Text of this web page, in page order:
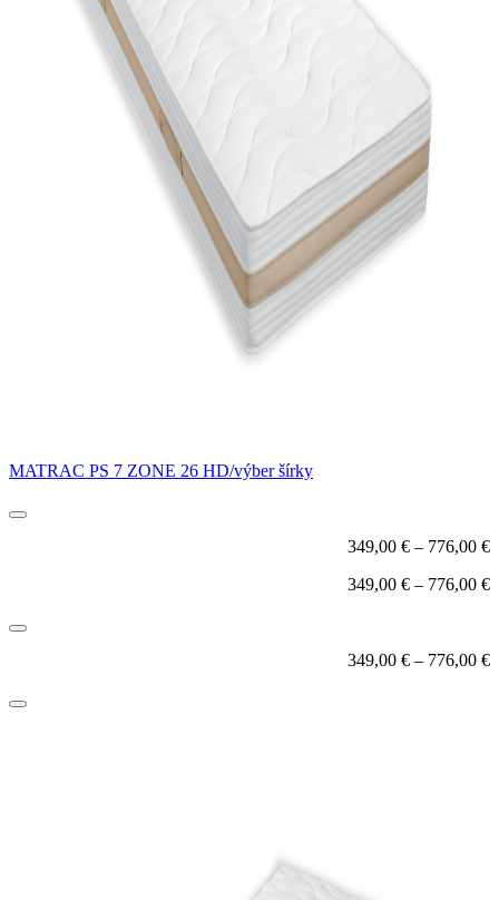
MATRAC PS 7 ZONE 26 HD/výber šírky
349,00 € – 776,00 €
349,00 € – 776,00 €
349,00 € – 776,00 €